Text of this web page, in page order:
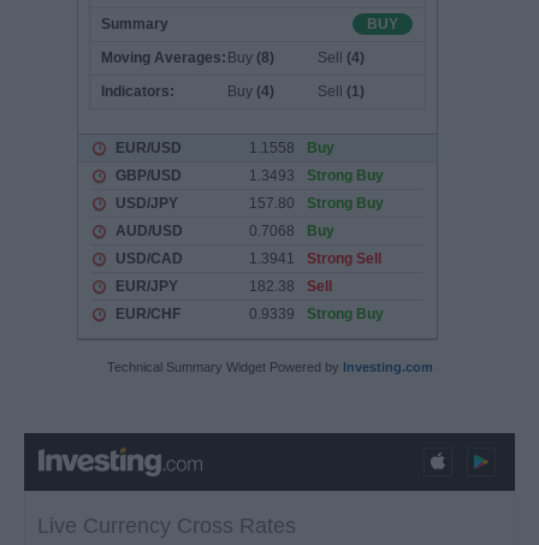
Technical Summary Widget Powered by Investing.com